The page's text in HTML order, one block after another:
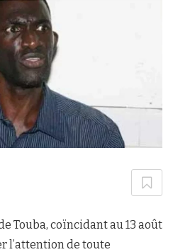
Touba, coïncidant au 13 août
l’attention de toute